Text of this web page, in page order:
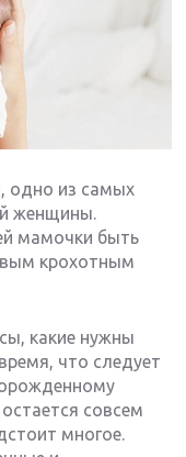
одно из самых
женщины.
мамочки быть
крохотным
какие нужны
что следует
совсем
многое.